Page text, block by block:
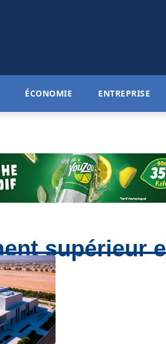
ÉCONOMIE ENTREPRISE
supérieur